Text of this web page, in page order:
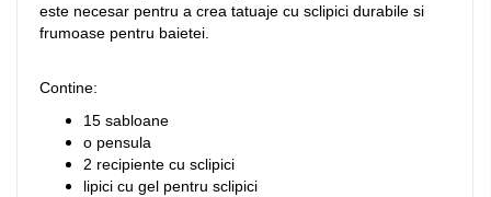
este necesar pentru a crea tatuaje cu sclipici durabile si
frumoase pentru baietei.
Contine:
15 sabloane
o pensula
2 recipiente cu sclipici
lipici cu gel pentru sclipici